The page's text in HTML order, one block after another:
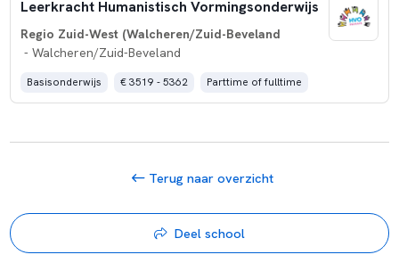
Leerkracht Humanistisch Vormingsonderwijs
Regio Zuid-West (Walcheren/Zuid-Beveland
- Walcheren/Zuid-Beveland
Basisonderwijs € 3519 - 5362 Parttime of fulltime
Terug naar overzicht
Deel school